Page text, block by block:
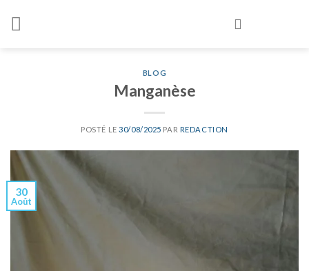
BLOG
Manganèse
POSTÉ LE30/08/2025 PAR REDACTION
30
Août